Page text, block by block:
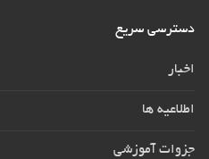
دسترسی سریع
اخبار
اطلاعیه ها
جزوات آموزشی